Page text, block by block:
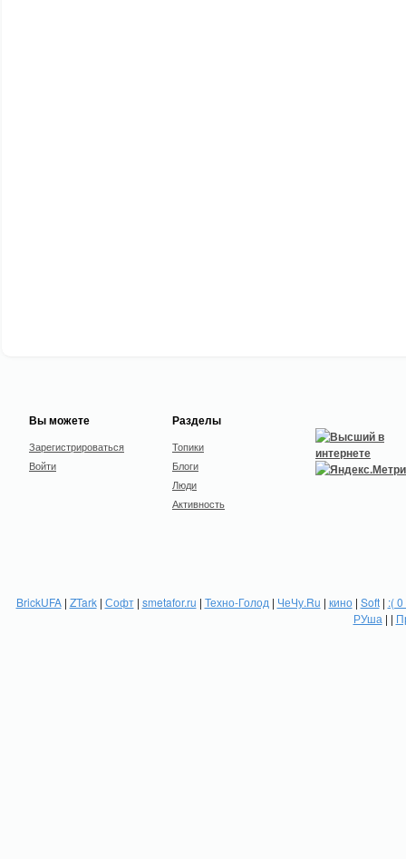
Вы можете
Зарегистрироваться
Войти
Разделы
Топики
Блоги
Люди
Активность
BrickUFA| ZTark| Софт| smetafor.ru | Техно-Голод | ЧеЧу.Ru | кино| Soft| :(
РУша | |